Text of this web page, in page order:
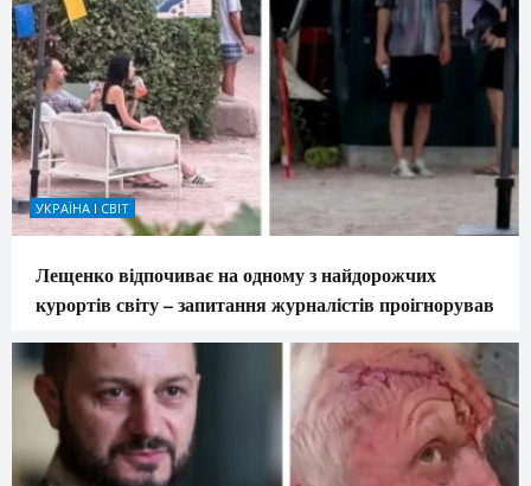
УКРАЇНА І СВІТ
Лещенко відпочиває на одному з найдорожчих
курортів світу – запитання журналістів проігнорував